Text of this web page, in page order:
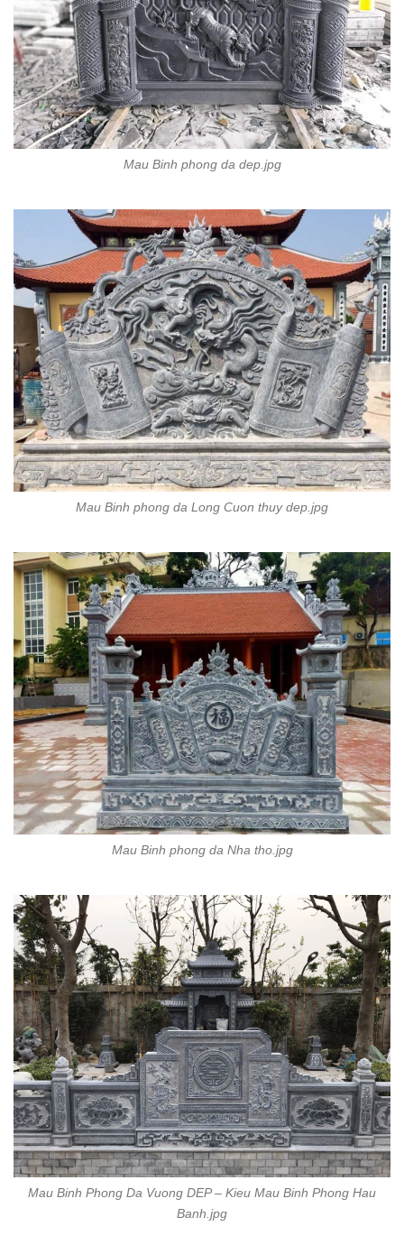
Mau Binh phong da dep.jpg
Mau Binh phong da Long Cuon thuy dep.jpg
Mau Binh phong da Nha tho.jpg
Mau Binh Phong Da Vuong DEP – Kieu Mau Binh Phong Hau
Banh.jpg